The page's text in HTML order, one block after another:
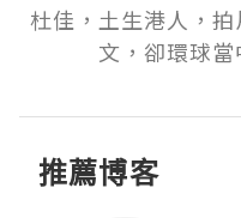
杜佳，土生港人，
文，卻環球當
推薦博客